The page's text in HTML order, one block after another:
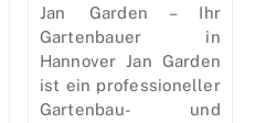
Jan Garden – Ihr
Gartenbauer in
Hannover Jan Garden
ist ein professioneller
Gartenbau- und